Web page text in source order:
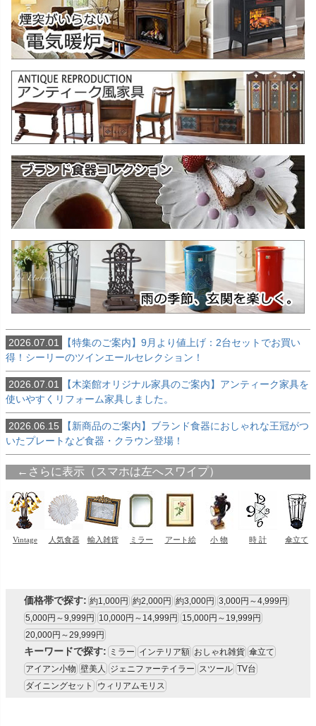
2026.07.01
【特集のご案内】9月より値上げ：2台セットでお買い
得！シーリーのツインエールセレクション！
2026.07.01
【木楽館オリジナル家具のご案内】アンティーク家具を
使いやすくリフォーム家具しました。
2026.06.15
【新商品のご案内】ブランド食器におしゃれな王冠がつ
いたプレートなど食器・クラウン登場！
価格帯で探す: 約1,000円 約2,000円 約3,000円 3,000円～4,999円
5,000円～9,999円
10,000円～14,999円
15,000円～19,999円
20,000円～29,999円
キーワードで探す: ミラー インテリア額 おしゃれ雑貨 傘立て
アイアン小物 壁美人 ジェニファーテイラー スツール TV台
ダイニングセット
ウィリアムモリス